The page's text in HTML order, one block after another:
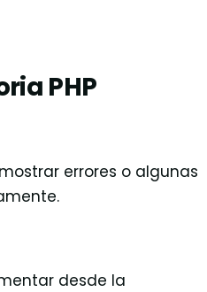
PHP
errores o algunas
desde la